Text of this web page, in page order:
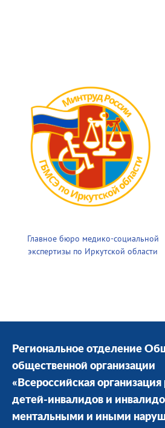
Главное бюро медико-социальной
экспертизы по Иркутской области
Региональное отделение
общественной организации
«Всероссийская
детей-инвалидов и
ментальными и иными